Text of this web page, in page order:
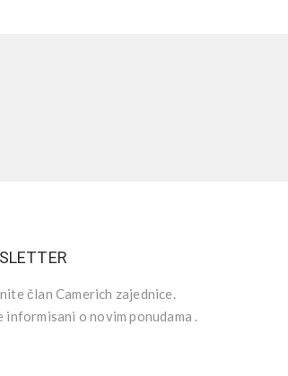
član Camerich zajednice.
informisani o novim ponudama .